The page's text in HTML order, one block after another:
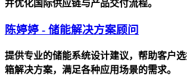
并优化国际供应链与产品交付流程。
陈婷婷 - 储能解决方案顾问
提供专业的储能系统设计建议，帮助客户
箱解决方案，满足各种应用场景的需求。